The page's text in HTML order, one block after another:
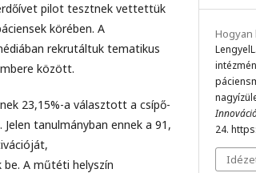
pilot tesztnek vettettük
körében. A
rekrutáltuk tematikus
között.
23,15%-a választott a csípő-
tanulmányban ennek a 91,
A műtéti helyszín
Hogyan
24.